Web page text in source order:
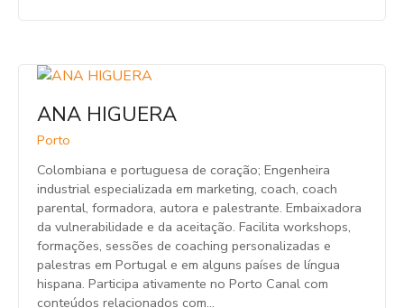
ANA HIGUERA
Porto
Colombiana e portuguesa de coração; Engenheira
industrial especializada em marketing, coach, coach
parental, formadora, autora e palestrante. Embaixadora
da vulnerabilidade e da aceitação. Facilita workshops,
formações, sessões de coaching personalizadas e
palestras em Portugal e em alguns países de língua
hispana. Participa ativamente no Porto Canal com
conteúdos relacionados com…